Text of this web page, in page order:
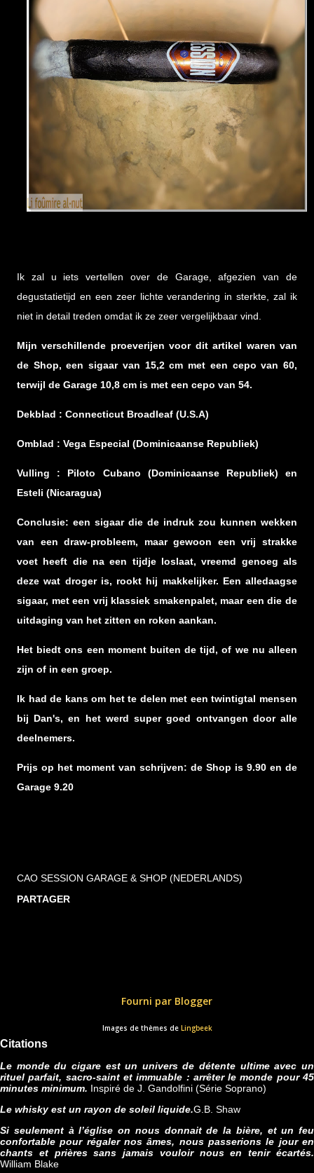
Ik zal u iets vertellen over de Garage, afgezien van de
degustatietijd en een zeer lichte verandering in sterkte, zal ik
niet in detail treden omdat ik ze zeer vergelijkbaar vind.
Mijn verschillende proeverijen voor dit artikel waren van
de Shop, een sigaar van 15,2 cm met een cepo van 60,
terwijl de Garage 10,8 cm is met een cepo van 54.
Dekblad : Connecticut Broadleaf (U.S.A)
Omblad : Vega Especial (Dominicaanse Republiek)
Vulling : Piloto Cubano (Dominicaanse Republiek) en
Esteli (Nicaragua)
Conclusie: een sigaar die de indruk zou kunnen wekken
van een draw-probleem, maar gewoon een vrij strakke
voet heeft die na een tijdje loslaat, vreemd genoeg als
deze wat droger is, rookt hij makkelijker. Een alledaagse
sigaar, met een vrij klassiek smakenpalet, maar een die de
uitdaging van het zitten en roken aankan.
Het biedt ons een moment buiten de tijd, of we nu alleen
zijn of in een groep.
Ik had de kans om het te delen met een twintigtal mensen
bij Dan's, en het werd super goed ontvangen door alle
deelnemers.
Prijs op het moment van schrijven: de Shop is 9.90 en de
Garage 9.20
CAO SESSION GARAGE & SHOP (NEDERLANDS)
PARTAGER
Fourni par Blogger
Images de thèmes de Lingbeek
Citations
Le monde du cigare est un univers de détente ultime avec un
rituel parfait, sacro-saint et immuable : arrêter le monde pour 45
minutes minimum. Inspiré de J. Gandolfini (Série Soprano)
Le whisky est un rayon de soleil liquide.G.B. Shaw
Si seulement à l’église on nous donnait de la bière, et un feu
confortable pour régaler nos âmes, nous passerions le jour en
chants et prières sans jamais vouloir nous en tenir écartés.
William Blake